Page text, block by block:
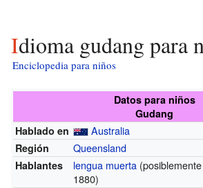
Idioma gudang para
Enciclopedia para niños
Datos para niños
Gudang
Hablado en
Australia
Región Queensland
Hablantes lengua muerta
1880)